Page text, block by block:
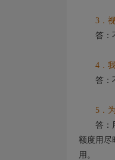
3．视
答：不
4．我
答：不
5．为
答：用
额度用尽
用。